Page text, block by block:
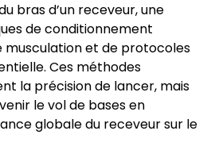
bras d’un receveur, une
de conditionnement
musculation et de protocoles
Ces méthodes
la précision de lancer, mais
le vol de bases en
globale du receveur sur le